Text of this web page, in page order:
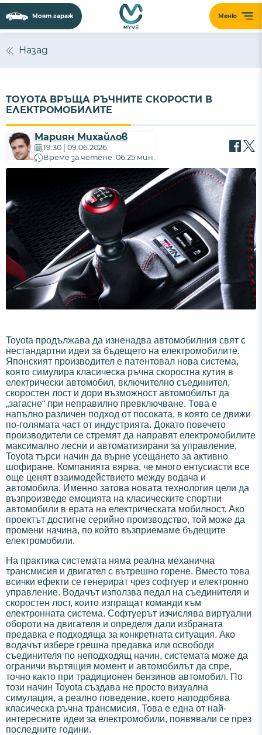
Меню
Моят гараж
Назад
TOYOTA ВРЪЩА РЪЧНИТЕ СКОРОСТИ В
ЕЛЕКТРОМОБИЛИТЕ
Мариян Михайлов
19:30 | 09.06.2026
Време за четене: 06:25 мин.
Toyota продължава да изненадва автомобилния свят с
нестандартни идеи за бъдещето на електромобилите.
Японският производител е патентовал нова система,
която симулира класическа ръчна скоростна кутия в
електрически автомобил, включително съединител,
скоростен лост и дори възможност автомобилът да
„загасне“ при неправилно превключване. Това е
напълно различен подход от посоката, в която се движи
по-голямата част от индустрията. Докато повечето
производители се стремят да направят електромобилите
максимално лесни и автоматизирани за управление,
Toyota търси начин да върне усещането за активно
шофиране. Компанията вярва, че много ентусиасти все
още ценят взаимодействието между водача и
автомобила. Именно затова новата технология цели да
възпроизведе емоцията на класическите спортни
автомобили в ерата на електрическата мобилност. Ако
проектът достигне серийно производство, той може да
промени начина, по който възприемаме бъдещите
електромобили.
На практика системата няма реална механична
трансмисия и двигател с вътрешно горене. Вместо това
всички ефекти се генерират чрез софтуер и електронно
управление. Водачът използва педал на съединителя и
скоростен лост, които изпращат команди към
електронната система. Софтуерът изчислява виртуални
обороти на двигателя и определя дали избраната
предавка е подходяща за конкретната ситуация. Ако
водачът избере грешна предавка или освободи
съединителя по неподходящ начин, системата може да
ограничи въртящия момент и автомобилът да спре,
точно както при традиционен бензинов автомобил. По
този начин Toyota създава не просто визуална
симулация, а реално поведение, което наподобява
класическа ръчна трансмисия. Това е една от най-
интересните идеи за електромобили, появявали се през
последните години.